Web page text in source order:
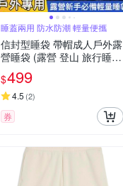
睡蓋兩用 防水防潮 輕量便攜
信封型睡袋 帶帽成人戶外露
營睡袋 (露營 登山 旅行睡袋
單人睡袋 超輕睡袋)
$499
4.5 (2)
券